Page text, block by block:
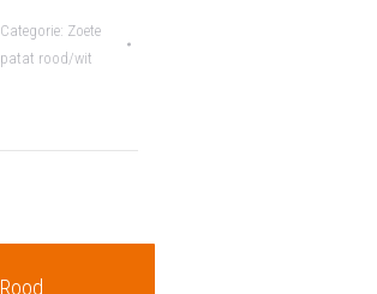
Categorie: Zoete
patat rood/wit
Rood